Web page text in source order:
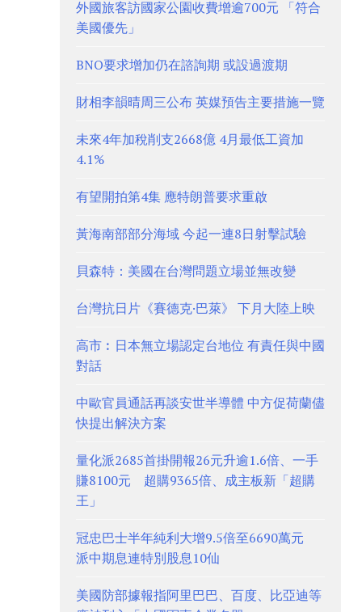
外國旅客訪國家公園收費增逾700元 「符合
美國優先」
BNO要求增加仍在諮詢期 或設過渡期
財相李韻晴周三公布 英媒預告主要措施一覽
未來4年加稅削支2668億 4月最低工資加
4.1%
有望開拍第4集 應特朗普要求重啟
黃海南部部分海域 今起一連8日射擊試驗
貝森特：美國在台灣問題立場並無改變
台灣抗日片《賽德克·巴萊》 下月大陸上映
高市︰日本無立場認定台地位 有責任與中國
對話
中歐官員通話再談安世半導體 中方促荷蘭儘
快提出解決方案
量化派2685首掛開報26元升逾1.6倍、一手
賺8100元 超購9365倍、成主板新「超購
王」
冠忠巴士半年純利大增9.5倍至6690萬元
派中期息連特別股息10仙
美國防部據報指阿里巴巴、百度、比亞迪等